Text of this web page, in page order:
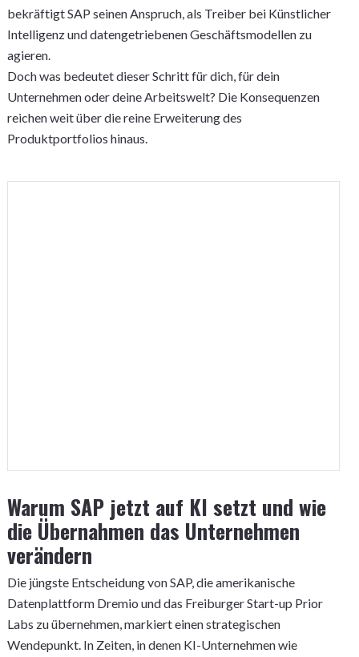
bekräftigt SAP seinen Anspruch, als Treiber bei Künstlicher
Intelligenz und datengetriebenen Geschäftsmodellen zu
agieren.
Doch was bedeutet dieser Schritt für dich, für dein
Unternehmen oder deine Arbeitswelt? Die Konsequenzen
reichen weit über die reine Erweiterung des
Produktportfolios hinaus.
Warum SAP jetzt auf KI setzt und wie
die Übernahmen das Unternehmen
verändern
Die jüngste Entscheidung von SAP, die amerikanische
Datenplattform Dremio und das Freiburger Start-up Prior
Labs zu übernehmen, markiert einen strategischen
Wendepunkt. In Zeiten, in denen KI-Unternehmen wie